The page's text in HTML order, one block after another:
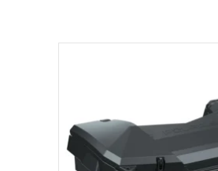
PŘIDAT DO KOŠÍKU